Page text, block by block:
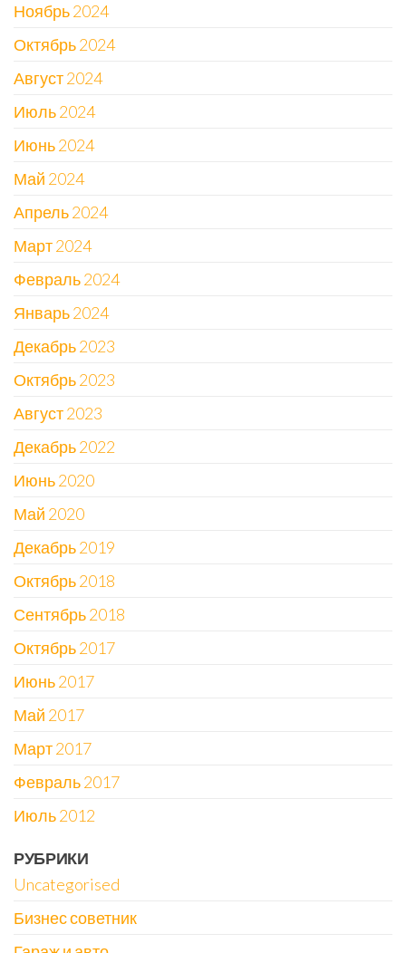
Ноябрь 2024
Октябрь 2024
Август 2024
Июль 2024
Июнь 2024
Май 2024
Апрель 2024
Март 2024
Февраль 2024
Январь 2024
Декабрь 2023
Октябрь 2023
Август 2023
Декабрь 2022
Июнь 2020
Май 2020
Декабрь 2019
Октябрь 2018
Сентябрь 2018
Октябрь 2017
Июнь 2017
Май 2017
Март 2017
Февраль 2017
Июль 2012
РУБРИКИ
Uncategorised
Бизнес советник